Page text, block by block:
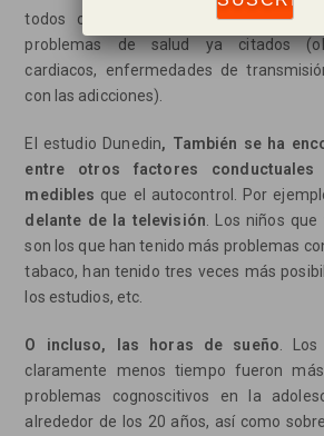
todos con problemas financieros,
problemas de salud ya citados
cardiacos, enfermedades de
con las adicciones).
El estudio Dunedin, También se ha
entre otros factores
medibles que el autocontrol. Por
delante de la televisión . Los niños
son los que han tenido más problemas
tabaco, han tenido tres veces más
los estudios, etc.
O incluso, las horas de sueño .
claramente menos tiempo fueron
problemas cognoscitivos en la
alrededor de los 20 años, así como